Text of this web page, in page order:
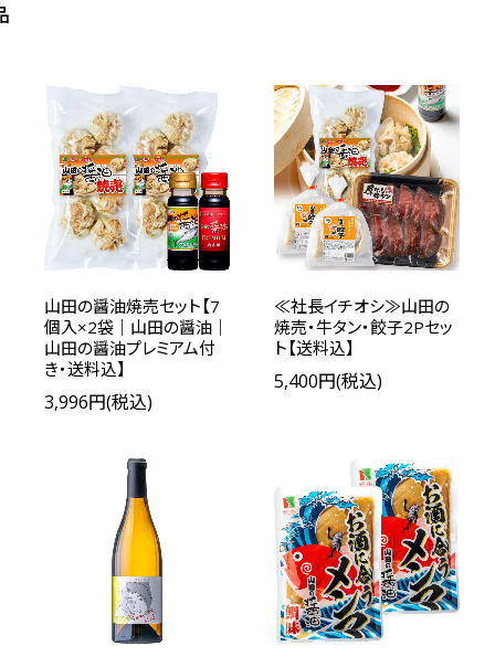
山田の醤油焼売セット【7
個入×2袋｜山田の醤油｜
山田の醤油プレミアム付
き・送料込】
3,996円(税込)
≪社長イチオシ≫山田の
焼売・牛タン・餃子2Pセッ
ト【送料込】
5,400円(税込)